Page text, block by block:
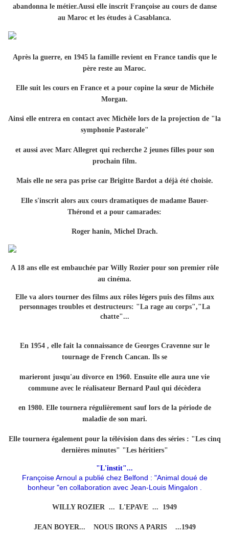
abandonna le métier.Aussi elle inscrit Françoise au cours de danse
au Maroc et les études à Casablanca.
Après la guerre, en 1945 la famille revient en France tandis que le
père reste au Maroc.
Elle suit les cours en France et a pour copine la sœur de Michèle
Morgan.
Ainsi elle entrera en contact avec Michèle lors de la projection de "la
symphonie Pastorale"
et aussi avec Marc Allegret qui recherche 2 jeunes filles pour son
prochain film.
Mais elle ne sera pas prise car Brigitte Bardot a déjà été choisie.
Elle s'inscrit alors aux cours dramatiques de madame Bauer-
Thérond et a pour camarades:
Roger hanin, Michel Drach.
A 18 ans elle est embauchée par Willy Rozier pour son premier rôle
au cinéma.
Elle va alors tourner des films aux rôles légers puis des films aux
personnages troubles et destructeurs: "La rage au corps","La
chatte"...
En 1954 , elle fait la connaissance de Georges Cravenne sur le
tournage de French Cancan. Ils se
marieront jusqu'au divorce en 1960. Ensuite elle aura une vie
commune avec le réalisateur Bernard Paul qui décèdera
en 1980. Elle tournera régulièrement sauf lors de la période de
maladie de son mari.
Elle tournera également pour la télévision dans des séries : "Les cinq
dernières minutes" "Les héritiers"
"L'instit"...
Françoise Arnoul a publié chez Belfond : "Animal doué de
bonheur "en collaboration avec Jean-Louis Mingalon .
WILLY ROZIER ... L'EPAVE ... 1949
JEAN BOYER... NOUS IRONS A PARIS ...1949